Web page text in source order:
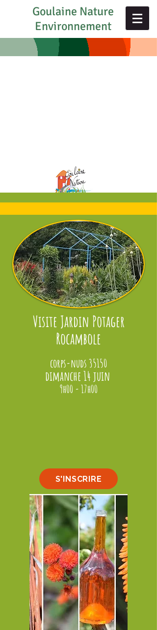
Goulaine Nature
Environnement
Visite Jardin Potager
Rocambole
corps-nuds 35150
dimanche 14 juin
9h00 - 17h00
S'INSCRIRE